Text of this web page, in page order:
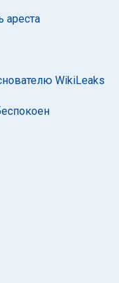
ареста
WikiLeaks